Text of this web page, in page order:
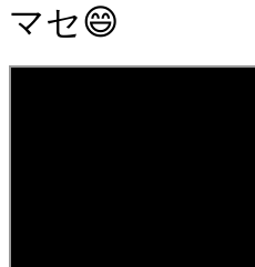
マセ😄